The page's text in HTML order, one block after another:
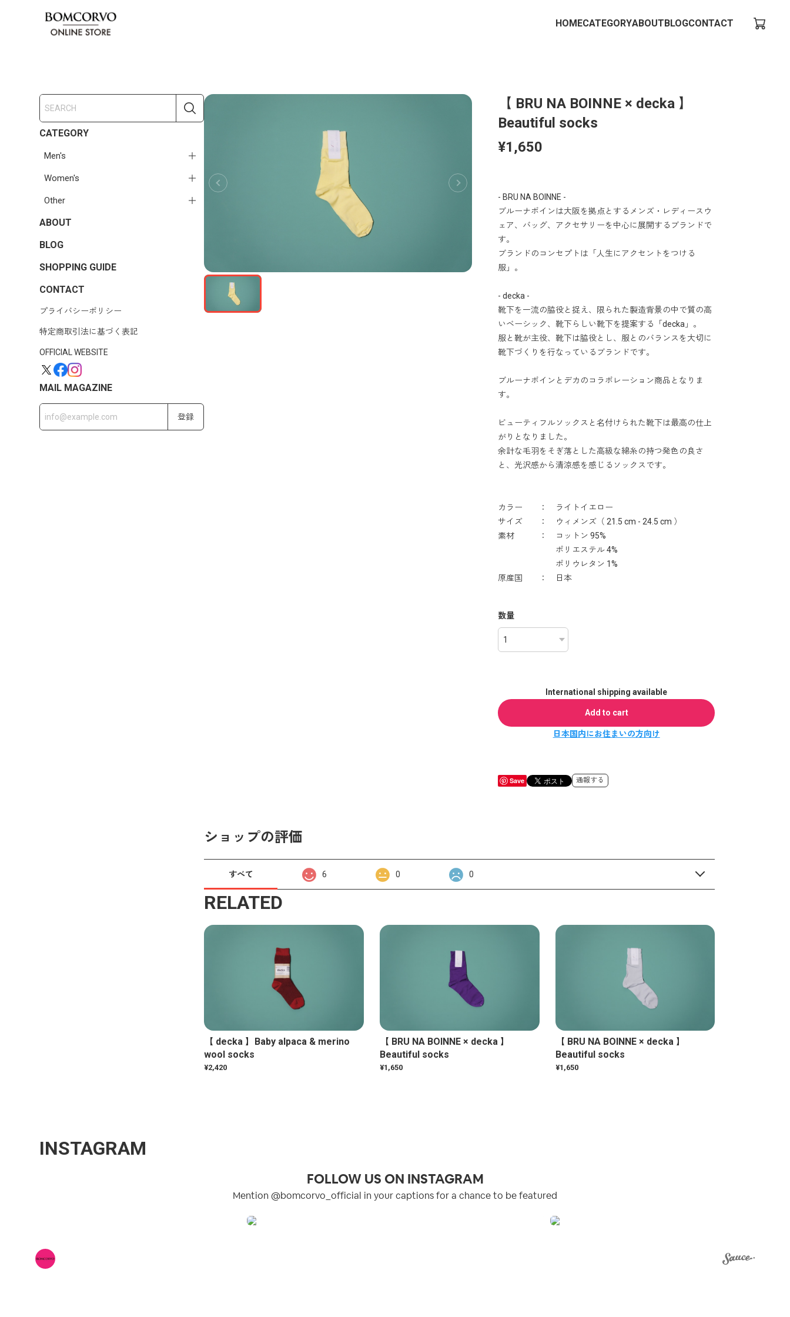
HOMECATEGORYABOUTBLOGCONTACT
CATEGORY
Men's
Women's
Other
ABOUT
BLOG
SHOPPING GUIDE
CONTACT
プライバシーポリシー
特定商取引法に基づく表記
OFFICIAL WEBSITE
MAIL MAGAZINE
登録
【 BRU NA BOINNE × decka 】
Beautiful socks
¥1,650
- BRU NA BOINNE -
ブルーナボインは大阪を拠点とするメンズ・レディースウ
ェア、バッグ、アクセサリーを中心に展開するブランドで
す。
ブランドのコンセプトは「人生にアクセントをつける
服」。
- decka -
靴下を一流の脇役と捉え、限られた製造背景の中で質の高
いベーシック、靴下らしい靴下を提案する「decka」。
服と靴が主役、靴下は脇役とし、服とのバランスを大切に
靴下づくりを行なっているブランドです。
ブルーナボインとデカのコラボレーション商品となりま
す。
ビューティフルソックスと名付けられた靴下は最高の仕上
がりとなりました。
余計な毛羽をそぎ落とした高級な綿糸の持つ発色の良さ
と、光沢感から清涼感を感じるソックスです。
カラー ： ライトイエロー
サイズ ： ウィメンズ（ 21.5 cm - 24.5 cm ）
素材 ： コットン 95%
ポリエステル 4%
ポリウレタン 1%
原産国 ： 日本
数量
International shipping available
Add to cart
日本国内にお住まいの方向け
Save 通報する
ショップの評価
すべて 6 0 0
RELATED
【 decka 】Baby alpaca & merino
wool socks
¥2,420
【 BRU NA BOINNE × decka 】
Beautiful socks
¥1,650
【 BRU NA BOINNE × decka 】
Beautiful socks
¥1,650
INSTAGRAM
FOLLOW US ON INSTAGRAM
Mention @bomcorvo_official in your captions for a chance to be featured